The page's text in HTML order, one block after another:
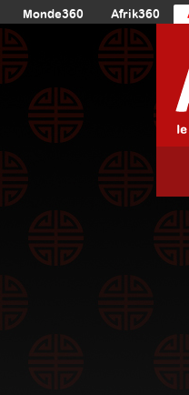
Monde360 Afrik360